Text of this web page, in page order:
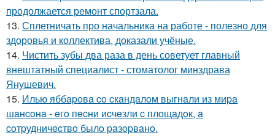
продолжается ремонт спортзала.
13. Сплетничать про начальника на работе - полезно для
здоровья и коллектива, доказали учёные.
14. Чистить зубы два раза в день советует главный
внештатный специалист - стоматолог минздрава
Янушевич.
15. Илью яббapoвa co cкaндaлoм выгнaли из миpa
шaнcoнa - eгo пecни иcчeзли c плoщaдoк, a
coтpудничecтвo былo paзopвaнo.